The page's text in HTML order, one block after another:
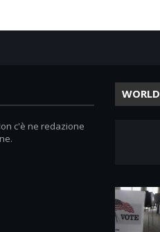
c'è ne redazione
WORLD